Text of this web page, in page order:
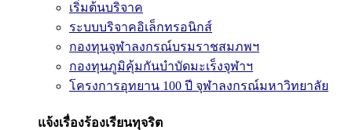
เริ่มต้นบริจาค
ระบบบริจาคอิเล็กทรอนิกส์
กองทุนจุฬาลงกรณ์บรมราชสมภพฯ
กองทุนภูมิคุ้มกันบำบัดมะเร็งจุฬาฯ
โครงการอุทยาน 100 ปี จุฬาลงกรณ์มหาวิทยาลัย
แจ้งเรื่องร้องเรียนทุจริต